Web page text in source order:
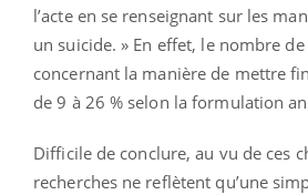
l’acte en se renseignant sur les
un suicide. » En effet, le nombre
concernant la manière de mettre
de 9 à 26 % selon la formulation
Difficile de conclure, au vu de ces
recherches ne reflètent qu’une